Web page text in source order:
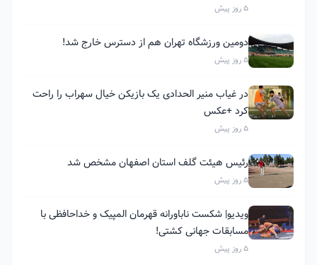
5 روز پیش
دومین ورزشگاه تهران هم از دسترس خارج شد!
5 روز پیش
در غیاب منیر الحدادی یک بازیکن خیال سهراب را راحت
کرد +عکس
5 روز پیش
رئیس هیئت گلف استان اصفهان مشخص شد
5 روز پیش
ویدیو| شکست ناباورانه قهرمان المپیک و خداحافظی با
مسابقات جهانی کشتی!
5 روز پیش